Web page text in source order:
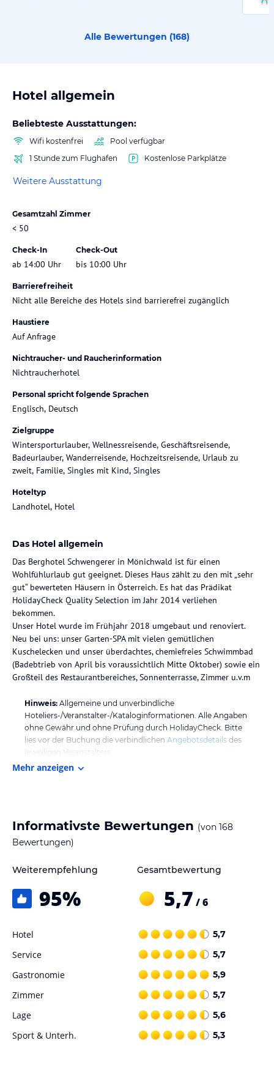
Alle Bewertungen (168)
Hotel allgemein
Beliebteste Ausstattungen:
Wifi kostenfrei
Pool verfügbar
1 Stunde zum Flughafen
Kostenlose Parkplätze
Weitere Ausstattung
Gesamtzahl Zimmer
< 50
Check-In
ab 14:00 Uhr
Check-Out
bis 10:00 Uhr
Barrierefreiheit
Nicht alle Bereiche des Hotels sind barrierefrei zugänglich
Haustiere
Auf Anfrage
Nichtraucher- und Raucherinformation
Nichtraucherhotel
Personal spricht folgende Sprachen
Englisch, Deutsch
Zielgruppe
Wintersporturlauber, Wellnessreisende, Geschäftsreisende,
Badeurlauber, Wanderreisende, Hochzeitsreisende, Urlaub zu
zweit, Familie, Singles mit Kind, Singles
Hoteltyp
Landhotel, Hotel
Das Hotel allgemein
Das Berghotel Schwengerer in Mönichwald ist für einen
Wohlfühlurlaub gut geeignet. Dieses Haus zählt zu den mit „sehr
gut“ bewerteten Häusern in Österreich. Es hat das Prädikat
HolidayCheck Quality Selection im Jahr 2014 verliehen
bekommen.
Unser Hotel wurde im Frühjahr 2018 umgebaut und renoviert.
Neu bei uns: unser Garten-SPA mit vielen gemütlichen
Kuschelecken und unser überdachtes, chemiefreies Schwimmbad
(Badebtrieb von April bis voraussichtlich Mitte Oktober) sowie ein
Großteil des Restaurantbereiches, Sonnenterrasse, Zimmer u.v.m
Hinweis: Allgemeine und unverbindliche
Hoteliers-/Veranstalter-/Kataloginformationen. Alle Angaben
ohne Gewähr und ohne Prüfung durch HolidayCheck. Bitte
lies vor der Buchung die verbindlichen Angebotsdetails des
jeweiligen Veranstalters.
Mehr anzeigen
Informativste Bewertungen (von 168
Bewertungen)
Weiterempfehlung
95%
Gesamtbewertung
5,7 / 6
Hotel 5,7
Service 5,7
Gastronomie 5,9
Zimmer 5,7
Lage 5,6
Sport & Unterh. 5,3